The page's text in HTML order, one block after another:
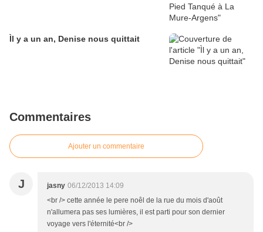
Ìl y a un an, Denise nous quittait
Commentaires
Ajouter un commentaire
J jasny 06/12/2013 14:09
<br /> cette année le pere noêl de la rue du mois d'août
n'allumera pas ses lumières, il est parti pour son dernier
voyage vers l'éternité<br />